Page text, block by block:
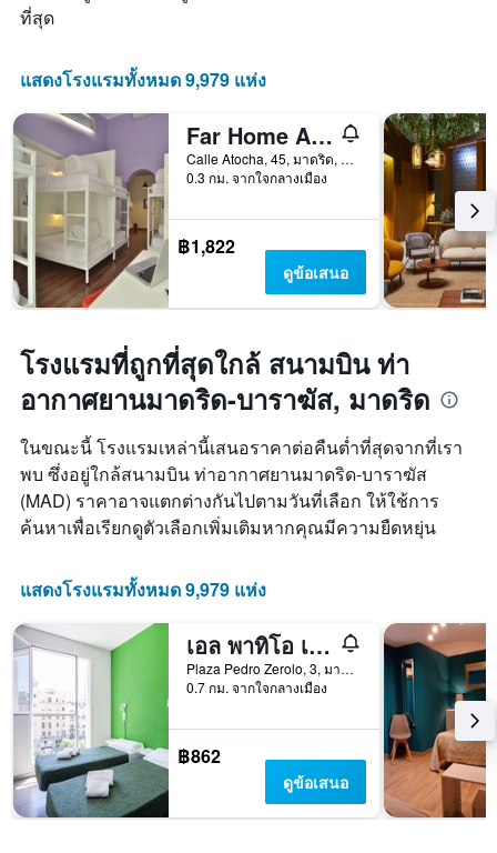
แกน
จำนวน
วัน
ก่อน
การ
เข้า
พัก
แผนภูมิ
มี
แกน
Y
1
แกน
ราคา
ของ
พัก
ที่สุด
แสดงโรงแรมทั้งหมด 9,979 แห่ง
Far Home Atocha
Calle Atocha, 45, มาดริด, สเปน
0.3 กม. จากใจกลางเมือง
฿1,822
ดูข้อเสนอ
โรงแรมที่ถูกที่สุดใกล้ สนามบิน ท่า
อากาศยานมาดริด-บาราฆัส, มาดริด
ในขณะนี้ โรงแรมเหล่านี้เสนอราคาต่อคืนต่ำที่สุดจากที่เรา
พบ ซึ่งอยู่ใกล้สนามบิน ท่าอากาศยานมาดริด-บาราฆัส
(MAD) ราคาอาจแตกต่างกันไปตามวันที่เลือก ให้ใช้การ
ค้นหาเพื่อเรียกดูตัวเลือกเพิ่มเติมหากคุณมีความยืดหยุ่น
แสดงโรงแรมทั้งหมด 9,979 แห่ง
เอล พาทิโอ เด ชูเอกา - โฮสเทล
Plaza Pedro Zerolo, 3, มาดริด, สเปน
0.7 กม. จากใจกลางเมือง
฿862
ดูข้อเสนอ